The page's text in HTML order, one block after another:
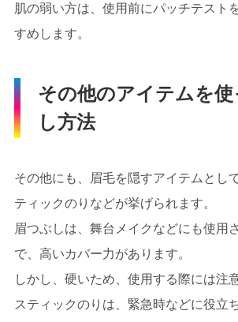
肌の弱い方は、使用前にパッチテスト
すめします。
その他のアイテムを
し方法
その他にも、眉毛を隠すアイテムとし
ティックのりなどが挙げられます。
眉つぶしは、舞台メイクなどにも使用
で、高いカバー力があります。
しかし、硬いため、使用する際には注
スティックのりは、緊急時などに役立